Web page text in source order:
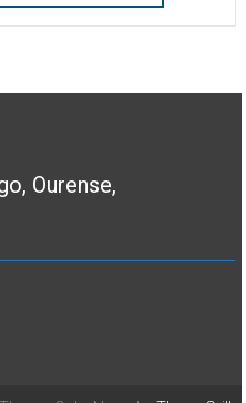
Ourense,